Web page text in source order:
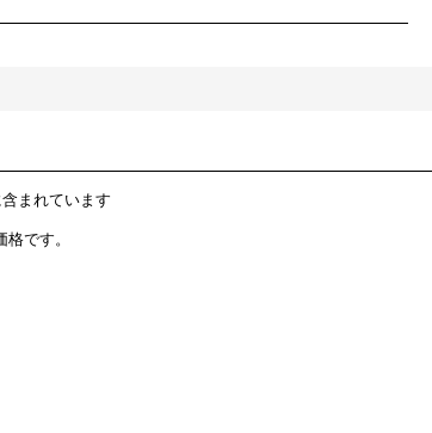
まれています
です。